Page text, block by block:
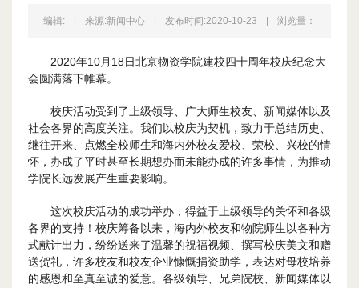
编辑: 来源:新闻中心 发布时间:2020-10-23 浏览量：
2020年10月18日北京物资学院建校四十周年校庆纪念大
会圆满落下帷幕。
校庆活动受到了上级领导、广大师生校友、新闻媒体以及
社会各界的高度关注。我们以校庆为契机，致力于总结历史、
继往开来、点燃全校师生和海内外校友爱校、荣校、兴校的情
怀，办成了平时甚至长期想办而未能办成的许多事情，为推动
学院长远发展产生重要影响。
这次校庆活动的成功举办，得益于上级领导的关怀和各级
各界的支持！校庆筹备以来，海内外校友和物院师生以各种方
式献计出力，纷纷送来了温馨的祝福视频、撰写校庆美文和赠
送贺礼，许多校友和校友企业慷慨捐资助学，表达对母校培养
的感恩和至真至诚的爱意。各级领导、兄弟院校、新闻媒体以